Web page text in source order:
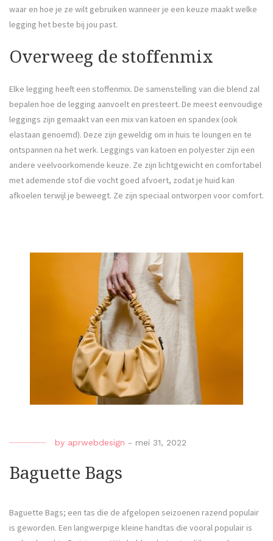
waar en hoe je ze wilt gebruiken wanneer je een keuze maakt welke
legging het beste bij jou past.
Overweeg de stoffenmix
Elke legging heeft een stoffenmix. De samenstelling van die blend zal
bepalen hoe de legging aanvoelt en presteert. De meest eenvoudige
leggings zijn gemaakt van een mix van katoen en spandex (ook
elastaan genoemd). Deze zijn geweldig om in huis te loungen en te
ontspannen na het werk. Leggings van katoen en polyester zijn een
andere veelvoorkomende keuze. Ze zijn lichtgewicht en comfortabel
met ademende stof die vocht goed afvoert, zodat je huid kan
afkoelen terwijl je beweegt. Ze zijn speciaal ontworpen voor comfort.
by aprwebdesign - mei 31, 2022
Baguette Bags
Baguette Bags; een tas die de afgelopen seizoenen razend populair
is geworden. Een langwerpige kleine handtas die vooral populair is